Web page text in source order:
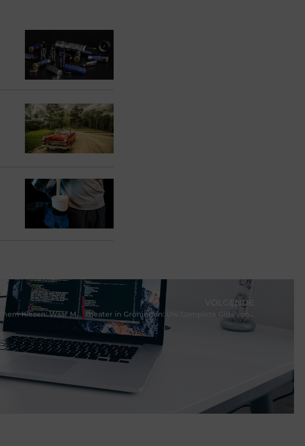
Een Stratenmaker in Arnhem Kiezen: Waar Moet U op Letten?
VOLGENDE
Theater in Groningen: Uw Complete Gids voor een Onvergetelijke Avond